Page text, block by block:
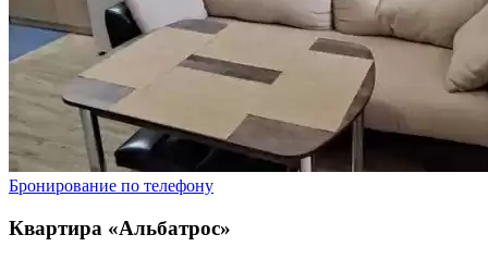
Бронирование по телефону
Квартира «Альбатрос»